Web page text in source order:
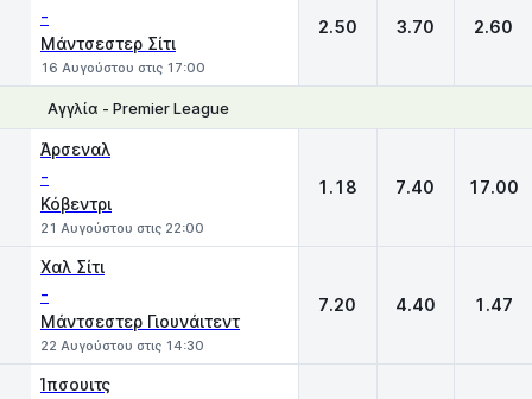
-
Μάντσεστερ Σίτι
16 Αυγούστου στις 17:00
2.50 3.70 2.60
Αγγλία - Premier League
Άρσεναλ
-
Κόβεντρι
21 Αυγούστου στις 22:00
1.18 7.40 17.00
Χαλ Σίτι
-
Μάντσεστερ Γιουνάιτεντ
22 Αυγούστου στις 14:30
7.20 4.40 1.47
Ίπσουιτς